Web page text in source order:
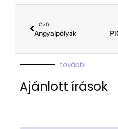
Előző
Angyalpólyák
további
Ajánlott írások